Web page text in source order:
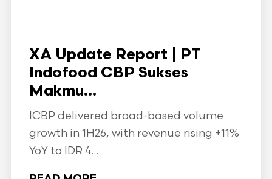
XA Update Report | PT
Indofood CBP Sukses
Makmu...
ICBP delivered broad-based volume
growth in 1H26, with revenue rising +11%
YoY to IDR 4...